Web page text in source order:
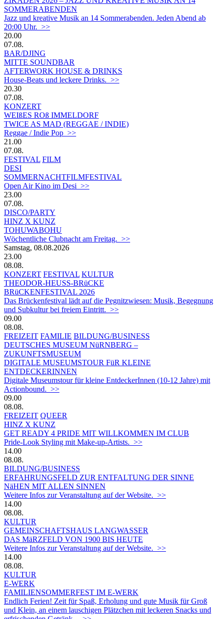
SOMMERABENDEN
Jazz und kreative Musik an 14 Sommerabenden. Jeden Abend ab
20:00 Uhr. >>
20.00
07.08.
BAR/DJING
MITTE SOUNDBAR
AFTERWORK HOUSE & DRINKS
House-Beats und leckere Drinks. >>
20.30
07.08.
KONZERT
WEIßES ROß IMMELDORF
TWICE AS MAD (REGGAE / INDIE)
Reggae / Indie Pop >>
21.00
07.08.
FESTIVAL FILM
DESI
SOMMERNACHTFILMFESTIVAL
Open Air Kino im Desi >>
23.00
07.08.
DISCO/PARTY
HINZ X KUNZ
TOHUWABOHU
Wöchentliche Clubnacht am Freitag. >>
Samstag, 08.08.2026
23.00
08.08.
KONZERT FESTIVAL KULTUR
THEODOR-HEUSS-BRüCKE
BRüCKENFESTIVAL 2026
Das Brückenfestival lädt auf die Pegnitzwiesen: Musik, Begegnung
und Subkultur bei freiem Eintritt. >>
09.00
08.08.
FREIZEIT FAMILIE BILDUNG/BUSINESS
DEUTSCHES MUSEUM NüRNBERG –
ZUKUNFTSMUSEUM
DIGITALE MUSEUMSTOUR FüR KLEINE
ENTDECKERINNEN
Digitale Museumstour für kleine EntdeckerInnen (10-12 Jahre) mit
Actionbound. >>
09.00
08.08.
FREIZEIT QUEER
HINZ X KUNZ
GET READY 4 PRIDE MIT WILLKOMMEN IM CLUB
Pride-Look Styling mit Make-up-Artists. >>
14.00
08.08.
BILDUNG/BUSINESS
ERFAHRUNGSFELD ZUR ENTFALTUNG DER SINNE
NäHEN MIT ALLEN SINNEN
Weitere Infos zur Veranstaltung auf der Website. >>
14.00
08.08.
KULTUR
GEMEINSCHAFTSHAUS LANGWASSER
DAS MäRZFELD VON 1900 BIS HEUTE
Weitere Infos zur Veranstaltung auf der Website. >>
14.00
08.08.
KULTUR
E-WERK
FAMILIENSOMMERFEST IM E-WERK
Endlich Ferien! Zeit für Spaß, Erholung und gute Musik für Groß
und Klein, an einem lauschigen Plätzchen mit leckeren Snacks und